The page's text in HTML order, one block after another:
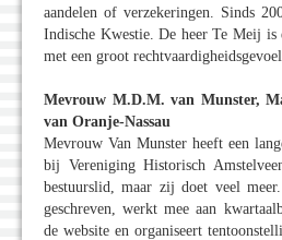
aandelen of verzekeringen. Sinds
Indische Kwestie. De heer Te Meij is
met een groot rechtvaardigheidsgevoel.
Mevrouw M.D.M. van Munster,
van Oranje-Nassau
Mevrouw Van Munster heeft een
bij Vereniging Historisch
bestuurslid, maar zij doet veel
geschreven, werkt mee aan
de website en organiseert